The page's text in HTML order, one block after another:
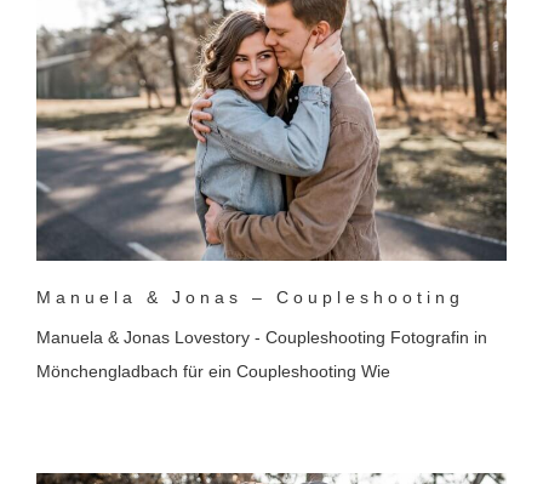
Manuela & Jonas – Coupleshooting
Manuela & Jonas Lovestory - Coupleshooting Fotografin in
Mönchengladbach für ein Coupleshooting Wie